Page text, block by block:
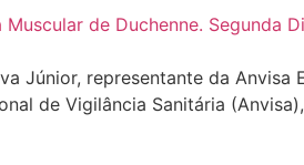
Júnior, representante da Anvisa
de Vigilância Sanitária